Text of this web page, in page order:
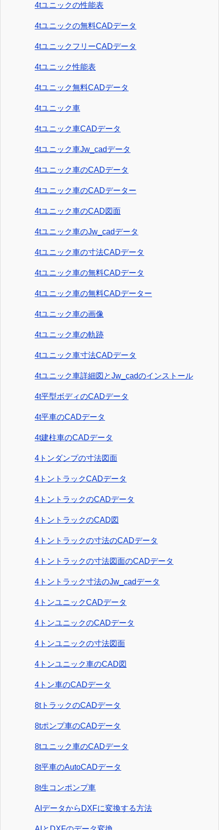
4tユニックの性能表
4tユニックの無料CADデータ
4tユニックフリーCADデータ
4tユニック性能表
4tユニック無料CADデータ
4tユニック車
4tユニック車CADデータ
4tユニック車Jw_cadデータ
4tユニック車のCADデータ
4tユニック車のCADデーター
4tユニック車のCAD図面
4tユニック車のJw_cadデータ
4tユニック車の寸法CADデータ
4tユニック車の無料CADデータ
4tユニック車の無料CADデーター
4tユニック車の画像
4tユニック車の軌跡
4tユニック車寸法CADデータ
4tユニック車詳細図とJw_cadのインストール
4t平型ボディのCADデータ
4t平車のCADデータ
4t建柱車のCADデータ
4トンダンプの寸法図面
4トントラックCADデータ
4トントラックのCADデータ
4トントラックのCAD図
4トントラックの寸法のCADデータ
4トントラックの寸法図面のCADデータ
4トントラック寸法のJw_cadデータ
4トンユニックCADデータ
4トンユニックのCADデータ
4トンユニックの寸法図面
4トンユニック車のCAD図
4トン車のCADデータ
8tトラックのCADデータ
8tポンプ車のCADデータ
8tユニック車のCADデータ
8t平車のAutoCADデータ
8t生コンポンプ車
AIデータからDXFに変換する方法